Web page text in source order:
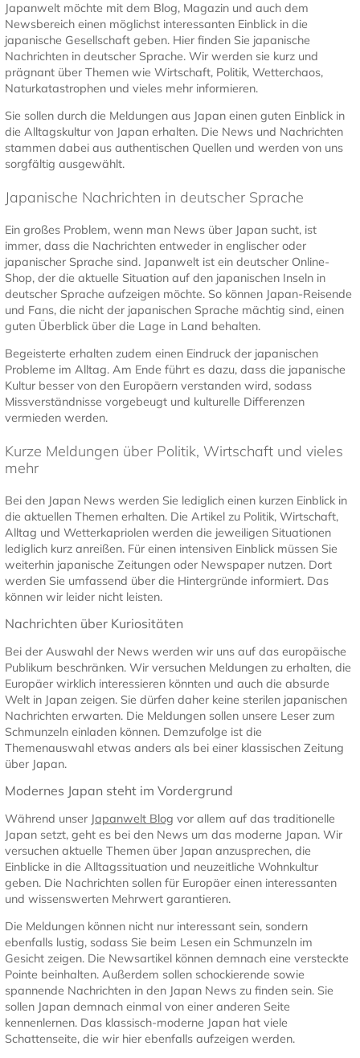
Japanwelt möchte mit dem Blog, Magazin und auch dem
Newsbereich einen möglichst interessanten Einblick in die
japanische Gesellschaft geben. Hier finden Sie japanische
Nachrichten in deutscher Sprache. Wir werden sie kurz und
prägnant über Themen wie Wirtschaft, Politik, Wetterchaos,
Naturkatastrophen und vieles mehr informieren.
Sie sollen durch die Meldungen aus Japan einen guten Einblick in
die Alltagskultur von Japan erhalten. Die News und Nachrichten
stammen dabei aus authentischen Quellen und werden von uns
sorgfältig ausgewählt.
Japanische Nachrichten in deutscher Sprache
Ein großes Problem, wenn man News über Japan sucht, ist
immer, dass die Nachrichten entweder in englischer oder
japanischer Sprache sind. Japanwelt ist ein deutscher Online-
Shop, der die aktuelle Situation auf den japanischen Inseln in
deutscher Sprache aufzeigen möchte. So können Japan-Reisende
und Fans, die nicht der japanischen Sprache mächtig sind, einen
guten Überblick über die Lage in Land behalten.
Begeisterte erhalten zudem einen Eindruck der japanischen
Probleme im Alltag. Am Ende führt es dazu, dass die japanische
Kultur besser von den Europäern verstanden wird, sodass
Missverständnisse vorgebeugt und kulturelle Differenzen
vermieden werden.
Kurze Meldungen über Politik, Wirtschaft und vieles
mehr
Bei den Japan News werden Sie lediglich einen kurzen Einblick in
die aktuellen Themen erhalten. Die Artikel zu Politik, Wirtschaft,
Alltag und Wetterkapriolen werden die jeweiligen Situationen
lediglich kurz anreißen. Für einen intensiven Einblick müssen Sie
weiterhin japanische Zeitungen oder Newspaper nutzen. Dort
werden Sie umfassend über die Hintergründe informiert. Das
können wir leider nicht leisten.
Nachrichten über Kuriositäten
Bei der Auswahl der News werden wir uns auf das europäische
Publikum beschränken. Wir versuchen Meldungen zu erhalten, die
Europäer wirklich interessieren könnten und auch die absurde
Welt in Japan zeigen. Sie dürfen daher keine sterilen japanischen
Nachrichten erwarten. Die Meldungen sollen unsere Leser zum
Schmunzeln einladen können. Demzufolge ist die
Themenauswahl etwas anders als bei einer klassischen Zeitung
über Japan.
Modernes Japan steht im Vordergrund
Während unser Japanwelt Blog vor allem auf das traditionelle
Japan setzt, geht es bei den News um das moderne Japan. Wir
versuchen aktuelle Themen über Japan anzusprechen, die
Einblicke in die Alltagssituation und neuzeitliche Wohnkultur
geben. Die Nachrichten sollen für Europäer einen interessanten
und wissenswerten Mehrwert garantieren.
Die Meldungen können nicht nur interessant sein, sondern
ebenfalls lustig, sodass Sie beim Lesen ein Schmunzeln im
Gesicht zeigen. Die Newsartikel können demnach eine versteckte
Pointe beinhalten. Außerdem sollen schockierende sowie
spannende Nachrichten in den Japan News zu finden sein. Sie
sollen Japan demnach einmal von einer anderen Seite
kennenlernen. Das klassisch-moderne Japan hat viele
Schattenseite, die wir hier ebenfalls aufzeigen werden.